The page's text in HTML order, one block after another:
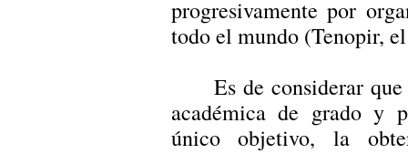
progresivamente por
todo el mundo (Tenopir,
Es de considerar
académica de grado y
único objetivo, la